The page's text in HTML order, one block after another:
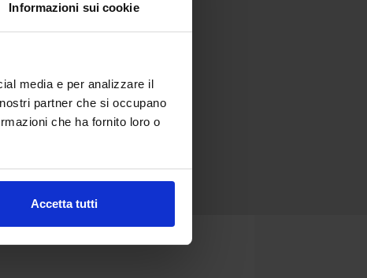
Informazioni sui cookie
media e per analizzare il
partner che si occupano
che ha fornito loro o
Accetta tutti